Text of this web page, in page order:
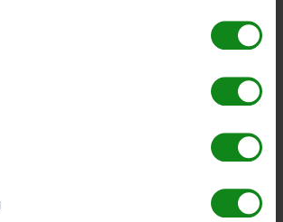
Filter HF-CT
Longlife-
Longlife-FIS-